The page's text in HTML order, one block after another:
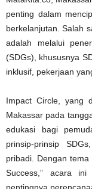
penting dalam
berkelanjutan. Salah
adalah melalui
(SDGs), khususnya
inklusif, pekerjaan
Impact Circle, yang
Makassar pada
edukasi bagi
prinsip-prinsip
pribadi. Dengan
Success,” acara ini